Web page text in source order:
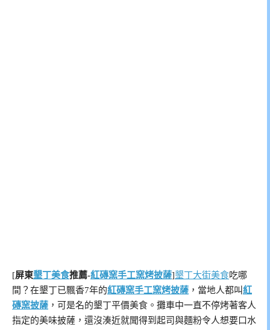
[屏東墾丁美食推薦-紅磚窯手工窯烤披薩]墾丁大街美食吃哪
間？在墾丁已飄香7年的紅磚窯手工窯烤披薩 ，當地人都叫紅
磚窯披薩 ，可是名的墾丁平價美食。攤車中一直不停烤著客人
指定的美味披薩，還沒湊近就聞得到起司與麵粉令人想要口水